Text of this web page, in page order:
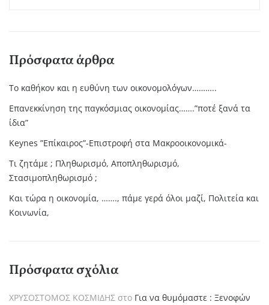
Πρόσφατα άρθρα
Το καθήκον και η ευθύνη των οικονομολόγων………..
Επανεκκίνηση της παγκόσμιας οικονομίας…….”ποτέ ξανά τα
ίδια”
Keynes ”Επίκαιρος”-Επιστροφή στα Μακροοικονομικά-
Τι ζητάμε ; Πληθωρισμό, Αποπληθωρισμό,
Στασιμοπληθωρισμό ;
Και τώρα η οικονομία, ……., πάμε γερά όλοι μαζί, Πολιτεία και
Κοινωνία,
Πρόσφατα σχόλια
ΧΡΥΣΟΣΤΟΜΟΣ ΚΟΣΜΙΔΗΣ στο Για να θυμόμαστε : Ξενοφών